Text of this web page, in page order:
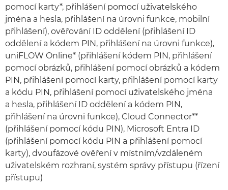
pomocí karty*, přihlášení pomocí uživatelského
jména a hesla, přihlášení na úrovni funkce, mobilní
přihlášení), ověřování ID oddělení (přihlášení ID
oddělení a kódem PIN, přihlášení na úrovni funkce),
uniFLOW Online* (přihlášení kódem PIN, přihlášení
pomocí obrázků, přihlášení pomocí obrázků a kódem
PIN, přihlášení pomocí karty, přihlášení pomocí karty
a kódu PIN, přihlášení pomocí uživatelského jména
a hesla, přihlášení ID oddělení a kódem PIN,
přihlášení na úrovni funkce), Cloud Connector**
(přihlášení pomocí kódu PIN), Microsoft Entra ID
(přihlášení pomocí kódu PIN a přihlášení pomocí
karty), dvoufázové ověření v místním/vzdáleném
uživatelském rozhraní, systém správy přístupu (řízení
přístupu)